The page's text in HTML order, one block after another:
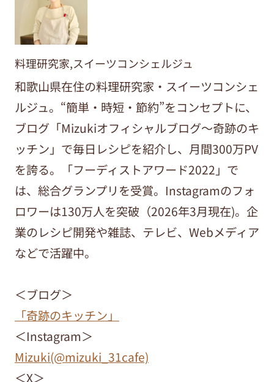
料理研究家,スイーツコンシェルジュ
和歌山県在住の料理研究家・スイーツコンシェ
ルジュ。“簡単・時短・節約”をコンセプトに、
ブログ「Mizukiオフィシャルブログ～奇跡のキ
ッチン」で毎日レシピを紹介し、月間300万PV
を誇る。「フーディストアワード2022」で
は、総合グランプリを受賞。Instagramのフォ
ロワーは130万人を突破（2026年3月現在)。企
業のレシピ開発や雑誌、テレビ、Webメディア
などで活躍中。
＜ブログ＞
「奇跡のキッチン」
＜Instagram＞
Mizuki(@mizuki_31cafe)
＜X＞